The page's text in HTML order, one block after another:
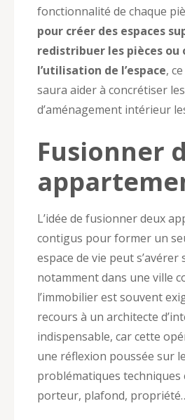
fonctionnalité de chaque
pour créer des espaces
redistribuer les pièces
l’utilisation de l’espace,
saura aider à concrétiser
d’aménagement intérieur
Fusionner
L’idée de fusionner deux
contigus pour former un
espace de vie peut s’avérer
notamment dans une ville
l’immobilier est souvent
recours à un architecte
indispensable, car cette
une réflexion poussée sur
problématiques
porteur, plafond,